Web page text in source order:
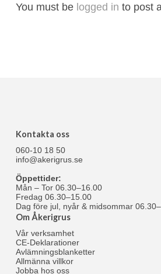
You must be logged in to post
Kontakta oss
060-10 18 50
info@akerigrus.se
Öppettider:
Mån – Tor 06.30–16.00
Fredag 06.30–15.00
Dag före jul, nyår & midsommar
Om Åkerigrus
Vår verksamhet
CE-Deklarationer
Avlämningsblanketter
Allmänna villkor
Jobba hos oss